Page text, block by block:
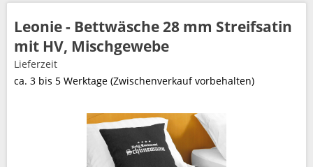
Leonie - Bettwäsche 28 mm Streifsatin
mit HV, Mischgewebe
Lieferzeit
ca. 3 bis 5 Werktage (Zwischenverkauf vorbehalten)